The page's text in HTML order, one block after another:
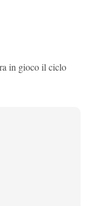
in gioco il ciclo